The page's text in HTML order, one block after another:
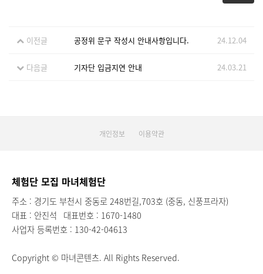
이전글 공정위 문구 작성시 안내사항입니다. 24.12.04
다음글 기자단 입금지연 안내 24.03.21
개인정보 이용약관
체험단 모집 마녀체험단
주소 : 경기도 부천시 중동로 248번길,703호 (중동, 신풍프라자)
대표 : 안진석 대표번호 : 1670-1480
사업자 등록번호 : 130-42-04613
Copyright © 마녀콘텐츠. All Rights Reserved.